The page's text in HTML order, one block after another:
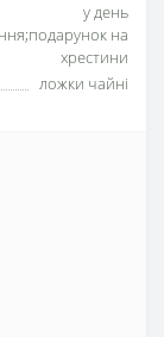
у день
на
хрестини
ложки чайні